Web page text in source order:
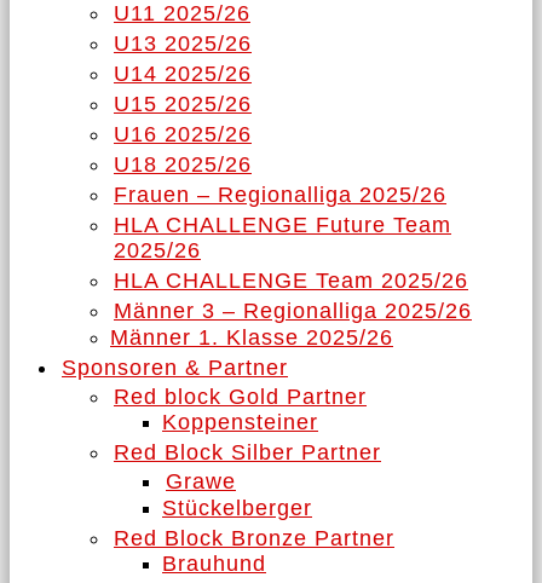
U11 2025/26
U13 2025/26
U14 2025/26
U15 2025/26
U16 2025/26
U18 2025/26
Frauen – Regionalliga 2025/26
HLA CHALLENGE Future Team
2025/26
HLA CHALLENGE Team 2025/26
Männer 3 – Regionalliga 2025/26
Männer 1. Klasse 2025/26
Sponsoren & Partner
Red block Gold Partner
Koppensteiner
Red Block Silber Partner
Grawe
Stückelberger
Red Block Bronze Partner
Brauhund